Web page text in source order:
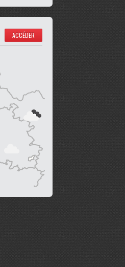
ACCÉDER